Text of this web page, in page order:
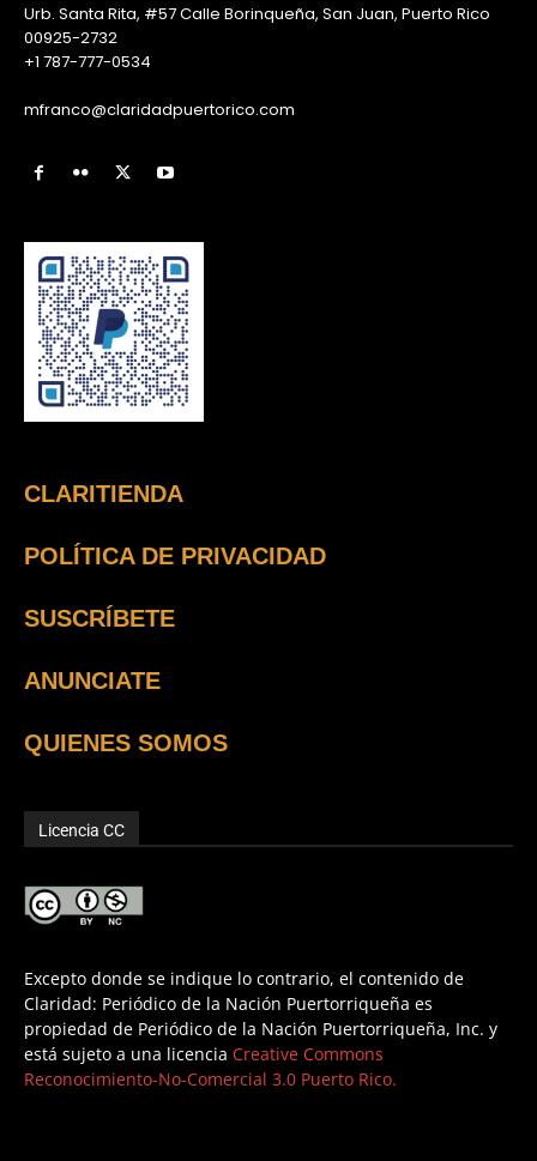
Urb. Santa Rita, #57 Calle Borinqueña, San Juan, Puerto Rico
00925-2732
+1 787-777-0534
mfranco@claridadpuertorico.com
CLARITIENDA
POLÍTICA DE PRIVACIDAD
SUSCRÍBETE
ANUNCIATE
QUIENES SOMOS
Licencia CC
Excepto donde se indique lo contrario, el contenido de
Claridad: Periódico de la Nación Puertorriqueña es
propiedad de Periódico de la Nación Puertorriqueña, Inc. y
está sujeto a una licencia Creative Commons
Reconocimiento-No-Comercial 3.0 Puerto Rico.